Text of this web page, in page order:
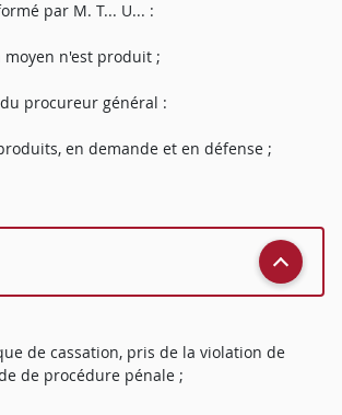
par M. T... U... :
n'est produit ;
procureur général :
en demande et en défense ;
de cassation, pris de la violation de
de procédure pénale ;